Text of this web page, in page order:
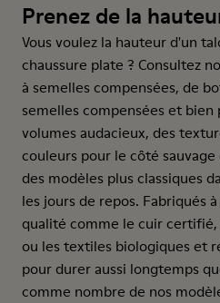
Prenez de la
Vous voulez la hauteur d'un
chaussure plate ? Consultez
à semelles compensées, de
semelles compensées et bien
volumes audacieux, des
couleurs pour le côté
des modèles plus classiques
les jours de repos. Fabriqués
qualité comme le cuir
ou les textiles biologiques et
pour durer aussi longtemps
comme nombre de nos